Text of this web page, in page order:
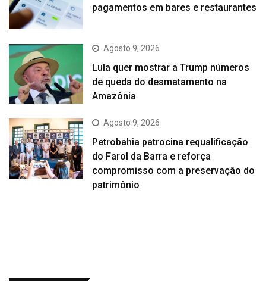
pagamentos em bares e restaurantes
Agosto 9, 2026
Lula quer mostrar a Trump números
de queda do desmatamento na
Amazônia
Agosto 9, 2026
Petrobahia patrocina requalificação
do Farol da Barra e reforça
compromisso com a preservação do
patrimônio